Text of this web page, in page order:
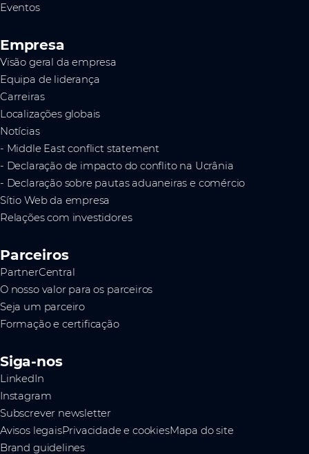
Eventos
Empresa
Visão geral da empresa
Equipa de liderança
Carreiras
Localizações globais
Notícias
- Middle East conflict statement
- Declaração de impacto do conflito na Ucrânia
- Declaração sobre pautas aduaneiras e comércio
Sítio Web da empresa
Relações com investidores
Parceiros
PartnerCentral
O nosso valor para os parceiros
Seja um parceiro
Formação e certificação
Siga-nos
LinkedIn
Instagram
Subscrever newsletter
Avisos legaisPrivacidade e cookiesMapa do site
Brand guidelines